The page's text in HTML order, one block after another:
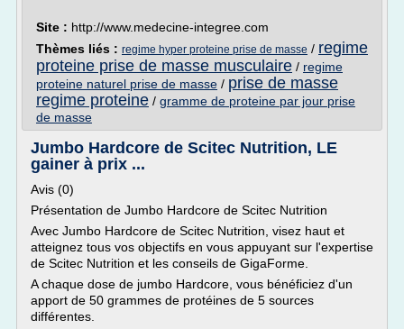
Site : http://www.medecine-integree.com
Thèmes liés : regime hyper proteine prise de masse / regime
proteine prise de masse musculaire / regime
proteine naturel prise de masse / prise de masse
regime proteine / gramme de proteine par jour prise
de masse
Jumbo Hardcore de Scitec Nutrition, LE
gainer à prix ...
Avis (0)
Présentation de Jumbo Hardcore de Scitec Nutrition
Avec Jumbo Hardcore de Scitec Nutrition, visez haut et
atteignez tous vos objectifs en vous appuyant sur l'expertise
de Scitec Nutrition et les conseils de GigaForme.
A chaque dose de jumbo Hardcore, vous bénéficiez d'un
apport de 50 grammes de protéines de 5 sources
différentes.